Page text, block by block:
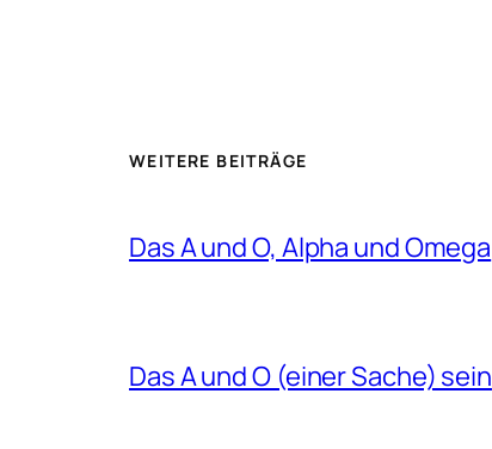
WEITERE BEITRÄGE
Das A und O, Alpha und Omega
Das A und O (einer Sache) sein